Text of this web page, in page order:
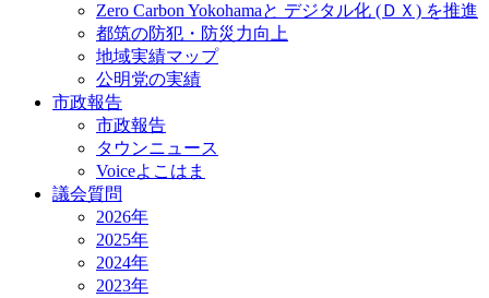
Zero Carbon Yokohamaと デジタル化 (ＤＸ) を推進
都筑の防犯・防災力向上
地域実績マップ
公明党の実績
市政報告
市政報告
タウンニュース
Voiceよこはま
議会質問
2026年
2025年
2024年
2023年